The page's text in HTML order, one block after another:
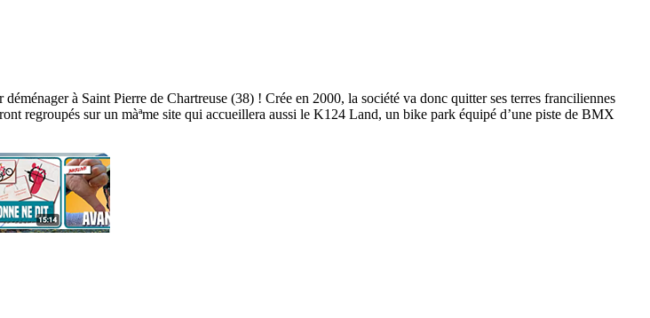
à Saint Pierre de Chartreuse (38) ! Crée en 2000, la société va donc quitter ses terres franciliennes
regroupés sur un màªme site qui accueillera aussi le K124 Land, un bike park équipé d’une piste de BMX